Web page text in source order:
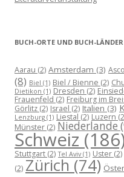
BUCH-ORTE UND BUCH-LÄNDER
Aarau (2) Amsterdam (3)
(8) Biel (1) Biel / Bienne (2)
Dietikon (1) Dresden (2)
Frauenfeld (2) Freiburg im
Görlitz (2) Israel (2) Italien (3)
Lenzburg (1) Liestal (2) Luzern
Münster (2) Niederlande
Schweiz
Stuttgart (2) Tel Aviv (1) Uster (2)
(2) Zürich (74)